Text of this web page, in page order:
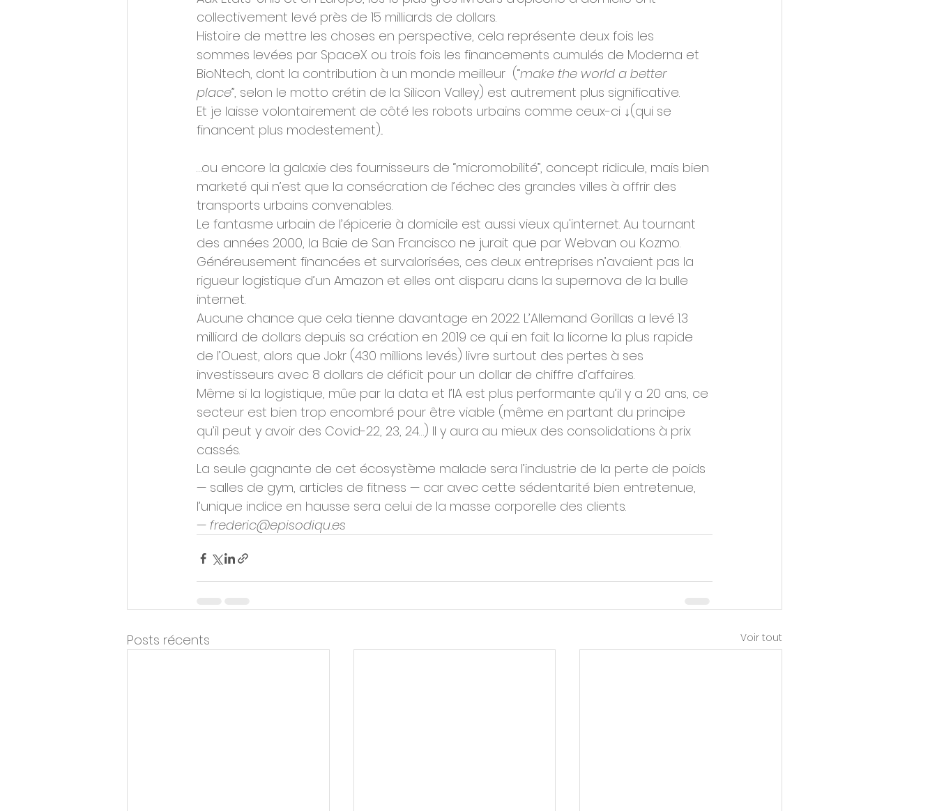
collectivement levé près de 15 milliards de dollars.
Histoire de mettre les choses en perspective, cela représente deux fois les
sommes levées par SpaceX ou trois fois les financements cumulés de Moderna et
BioNtech, dont la contribution à un monde meilleur  (“make the world a better
place”, selon le motto crétin de la Silicon Valley) est autrement plus significative.
Et je laisse volontairement de côté les robots urbains comme ceux-ci ↓(qui se
financent plus modestement)...
…ou encore la galaxie des fournisseurs de “micromobilité”, concept ridicule, mais bien
marketé qui n’est que la consécration de l’échec des grandes villes à offrir des
transports urbains convenables.
Le fantasme urbain de l’épicerie à domicile est aussi vieux qu'internet. Au tournant
des années 2000, la Baie de San Francisco ne jurait que par Webvan ou Kozmo.
Généreusement financées et survalorisées, ces deux entreprises n’avaient pas la
rigueur logistique d’un Amazon et elles ont disparu dans la supernova de la bulle
internet.
Aucune chance que cela tienne davantage en 2022. L’Allemand Gorillas a levé 1.3
milliard de dollars depuis sa création en 2019 ce qui en fait la licorne la plus rapide
de l’Ouest, alors que Jokr (430 millions levés) livre surtout des pertes à ses
investisseurs avec 8 dollars de déficit pour un dollar de chiffre d’affaires.
Même si la logistique, mûe par la data et l’IA est plus performante qu’il y a 20 ans, ce
secteur est bien trop encombré pour être viable (même en partant du principe
qu’il peut y avoir des Covid-22, 23, 24…) Il y aura au mieux des consolidations à prix
cassés.
La seule gagnante de cet écosystème malade sera l’industrie de la perte de poids
— salles de gym, articles de fitness — car avec cette sédentarité bien entretenue,
l’unique indice en hausse sera celui de la masse corporelle des clients.
— frederic@episodiqu.es
Posts récents Voir tout